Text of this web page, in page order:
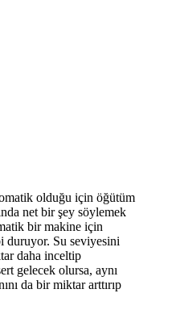
olduğu için öğütüm
net bir şey söylemek
bir makine için
duruyor. Su seviyesini
daha inceltip
gelecek olursa, aynı
da bir miktar arttırıp